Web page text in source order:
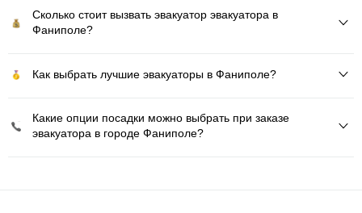
Сколько стоит вызвать эвакуатор эвакуатора в
Фаниполе?
Как выбрать лучшие эвакуаторы в Фаниполе?
Какие опции посадки можно выбрать при заказе
эвакуатора в городе Фаниполе?